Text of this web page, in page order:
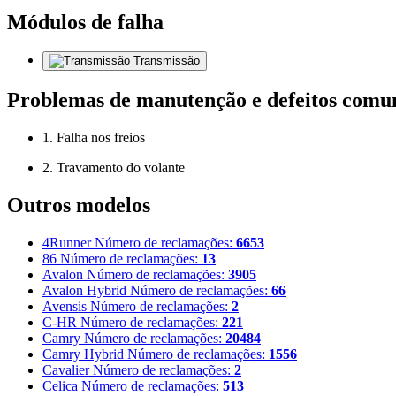
Módulos de falha
Transmissão
Problemas de manutenção e defeitos
1. Falha nos freios
2. Travamento do volante
Outros modelos
4Runner Número de reclamações: 6653
86 Número de reclamações: 13
Avalon Número de reclamações: 3905
Avalon Hybrid Número de reclamações: 66
Avensis Número de reclamações: 2
C-HR Número de reclamações: 221
Camry Número de reclamações: 20484
Camry Hybrid Número de reclamações: 1556
Cavalier Número de reclamações: 2
Celica Número de reclamações: 513